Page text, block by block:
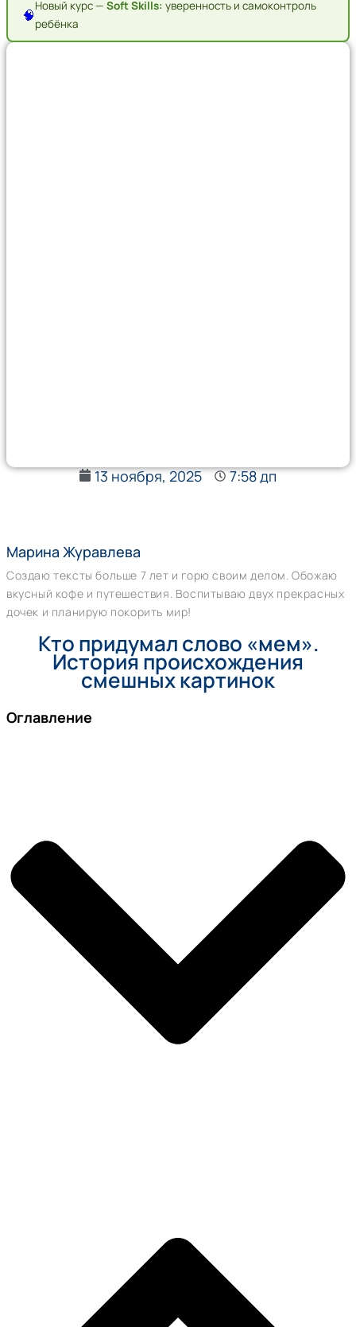
🧠
Новый курс — Soft Skills: уверенность и самоконтроль
ребёнка
13 ноября, 2025 7:58 дп
Марина Журавлева
Создаю тексты больше 7 лет и горю своим делом. Обожаю
вкусный кофе и путешествия. Воспитываю двух прекрасных
дочек и планирую покорить мир!
Кто придумал слово «мем».
История происхождения
смешных картинок
Оглавление